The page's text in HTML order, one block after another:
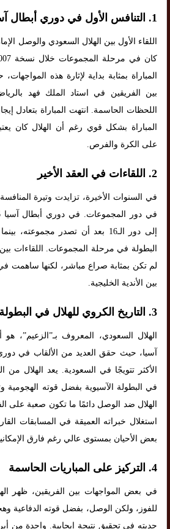
1. التنافس الأول في دوري أبطال
اللقاء الأول بين الهلال السعودي والوصل
المباراة بمثابة بداية لإثارة هذه
بين الفريقين في استاد الملك فهد
اللحظات الحاسمة. انتهت المباراة بتعادل
المباراة بشكل قوي رغم أن الهلال كان
على الكرة والفرص.
2. اللقاءات في العقد الأخير
في السنوات الأخيرة، تزايدت وتيرة
إلى دور الـ16 بعد أن تصدر
البطولة في مرحلة المجموعات. اللقاءات
لم تكن بمثابة صراع مباشر، لكنها ساهمت
بين الأندية الخليجية.
3. التاريخ الكروي للهلال في البطولة
الهلال السعودي، المعروف بـ”الزعيم”،
آسيا، حيث حقق العديد من الألقاب في
الأكثر تتويجًا في السعودية. يعد الهلال من
في البطولة الآسيوية بفضل قوته الهجومية
الهلال ضد الوصل دائمًا ما تكون صعبة على
استغلال خبراته العميقة في المسابقات
بعض الأحيان بمستوى عالي رغم فارق
4. التركيز على المباريات الحاسمة
في بعض المواجهات بين الفريقين، ظهر
للفوز، ولكن الوصل، بفضل قوته الدفاعية
جديته في تحقيق نتيجة إيجابية. واحدة من